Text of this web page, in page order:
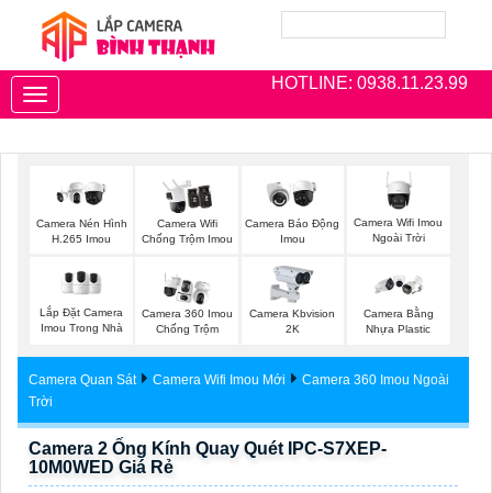
HOTLINE: 0938.11.23.99
Toggle
navigation
Camera Nén Hình
H.265 Imou
Camera Wifi
Chống Trộm Imou
Camera Báo Động
Imou
Camera Wifi Imou
Ngoài Trời
Lắp Đặt Camera
Imou Trong Nhà
Camera 360 Imou
Chống Trộm
Camera Kbvision
2K
Camera Bằng
Nhựa Plastic
Camera Quan Sát Camera Wifi Imou Mới
Camera 360 Imou Ngoài
Trời
Camera 2 Ống Kính Quay Quét IPC-S7XEP-
10M0WED Giá Rẻ